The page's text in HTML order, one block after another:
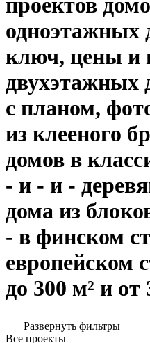
одноэтажных
ключ, цены и
двухэтажных
с планом,
из клееного
домов в
- и - и -
дома из
- в финском
европейском
до 300 м² и от
Развернуть фильтры
Все проекты